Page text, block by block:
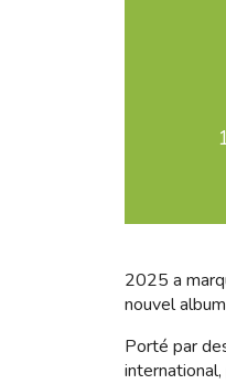
2025 a
nouvel
Porté par